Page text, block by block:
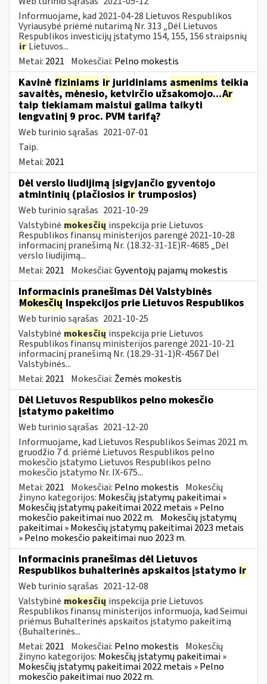
Informuojame, kad 2021-04-28 Lietuvos Respublikos
Vyriausybė priėmė nutarimą Nr. 313 „Dėl Lietuvos
Respublikos investicijų įstatymo 154, 155, 156 straipsnių
ir Lietuvos...
Metai: 2021 Mokesčiai: Pelno mokestis
Kavinė fiziniams irjuridiniams asmenims teikia
savaitės, mėnesio, ketvirčio užsakomojo...Ar
taip tiekiamam maistui galima taikyti
lengvatinį 9 proc. PVM tarifą?
Web turinio sąrašas 2021-07-01
Taip.
Metai: 2021
Dėl verslo liudijimą įsigyjančio gyventojo
atmintinių (plačiosios ir trumposios)
Web turinio sąrašas 2021-10-29
Valstybinė mokesčių inspekcija prie Lietuvos
Respublikos finansų ministerijos parengė 2021-10-28
informacinį pranešimą Nr. (18.32-31-1E)R-4685 „Dėl
verslo liudijimą...
Metai: 2021 Mokesčiai:Gyventojų pajamų mokestis
Informacinis pranešimas Dėl Valstybinės
Mokesčių Inspekcijos prie Lietuvos Respublikos
Web turinio sąrašas 2021-10-25
Valstybinė mokesčių inspekcija prie Lietuvos
Respublikos finansų ministerijos parengė 2021-10-21
informacinį pranešimą Nr. (18.29-31-1)R-4567 Dėl
Valstybinės...
Metai: 2021 Mokesčiai: Žemės mokestis
Dėl Lietuvos Respublikos pelno mokesčio
įstatymo pakeitimo
Web turinio sąrašas 2021-12-20
Informuojame, kad Lietuvos Respublikos Seimas 2021 m.
gruodžio 7 d. priėmė Lietuvos Respublikos pelno
mokesčio įstatymo Lietuvos Respublikos pelno
mokesčio įstatymo Nr. IX-675...
Metai: 2021 Mokesčiai: Pelno mokestis Mokesčių
žinyno kategorijos: Mokesčių įstatymų pakeitimai »
Mokesčių įstatymų pakeitimai 2022 metais » Pelno
mokesčio pakeitimai nuo 2022 m. Mokesčių įstatymų
pakeitimai » Mokesčių įstatymų pakeitimai 2023 metais
» Pelno mokesčio pakeitimai nuo 2023 m.
Informacinis pranešimas dėl Lietuvos
Respublikos buhalterinės apskaitos įstatymo ir
Web turinio sąrašas 2021-12-08
Valstybinė mokesčių inspekcija prie Lietuvos
Respublikos finansų ministerijos informuoja, kad Seimui
priėmus Buhalterinės apskaitos įstatymo pakeitimą
(Buhalterinės...
Metai: 2021 Mokesčiai: Pelno mokestis Mokesčių
žinyno kategorijos: Mokesčių įstatymų pakeitimai »
Mokesčių įstatymų pakeitimai 2022 metais » Pelno
mokesčio pakeitimai nuo 2022 m.